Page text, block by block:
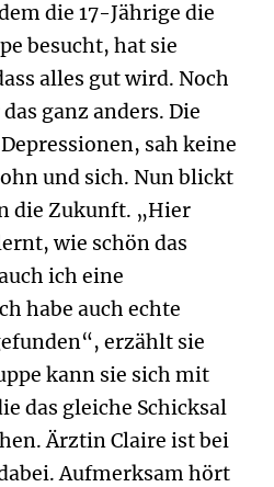
die 17-Jährige die
besucht, hat sie
alles gut wird. Noch
ganz anders. Die
sah keine
und sich. Nun blickt
die Zukunft. „Hier
wie schön das
ich eine
habe auch echte
erzählt sie
kann sie sich mit
das gleiche Schicksal
Ärztin Claire ist bei
Aufmerksam hört